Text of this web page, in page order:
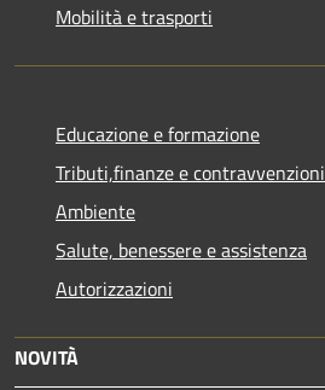
Mobilità e trasporti
Educazione e formazione
Tributi,finanze e contravvenzioni
Ambiente
Salute, benessere e assistenza
Autorizzazioni
NOVITÀ